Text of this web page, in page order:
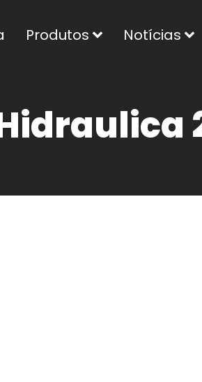
Produtos Notícias